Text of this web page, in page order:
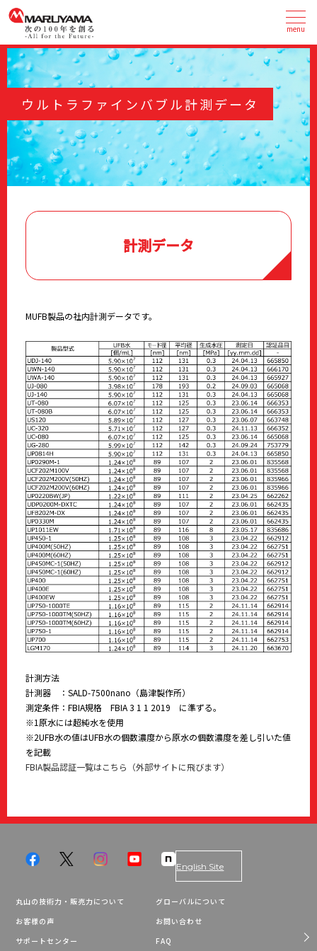
menu
ウルトラファインバブル計測データ
計測データ
MUFB製品の社内計測データです。
計測方法
計測器 ：SALD-7500nano（島津製作所）
測定条件：FBIA規格 FBIA 3 1 1 2019 に準ずる。
※1原水には超純水を使用
※2UFB水の値はUFB水の個数濃度から原水の個数濃度を差し引いた値
を記載
FBIA製品認証一覧はこちら（外部サイトに飛びます）
English Site
丸山の技術力・販売力について
グローバルについて
お客様の声
お問い合わせ
サポートセンター
FAQ